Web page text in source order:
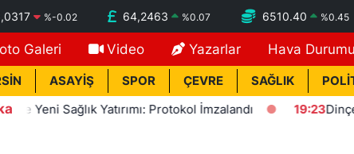
%-0.02 64,2463 %0.07 6510.40 %0.45
Galeri Video Yazarlar Hava Durumu
ASAYİŞ SPOR ÇEVRE SAĞLIK
Sağlık Yatırımı: Protokol İmzalandı 19:23 Dinçer: